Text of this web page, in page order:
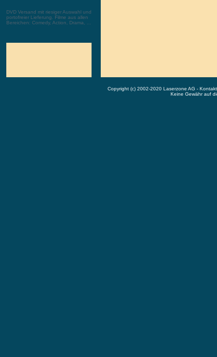
DVD Versand mit riesiger Auswahl und
portofreier Lieferung. Filme aus allen
Bereichen: Comedy, Action, Drama, ...
Copyright (c) 2002-2020 Laserzone AG -
Keine Gewähr auf